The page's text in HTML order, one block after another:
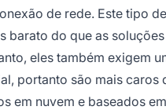
de rede. Este tipo
barato do que as
eles também exigem
portanto são mais caros
em nuvem e baseados em